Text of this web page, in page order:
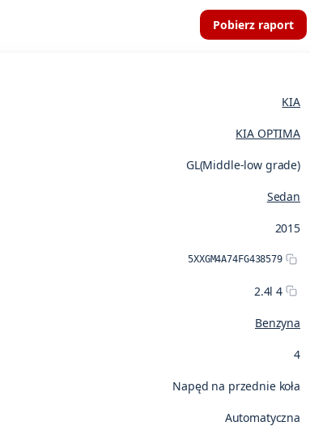
Pobierz raport
KIA
KIA OPTIMA
GL(Middle-low grade)
Sedan
2015
5XXGM4A74FG438579
2.4l 4
Benzyna
4
Napęd na przednie koła
Automatyczna